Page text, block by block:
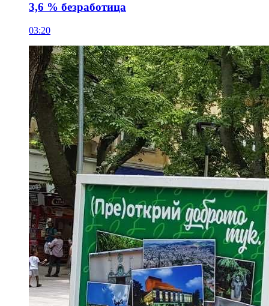
3,6 % безработица
03:20